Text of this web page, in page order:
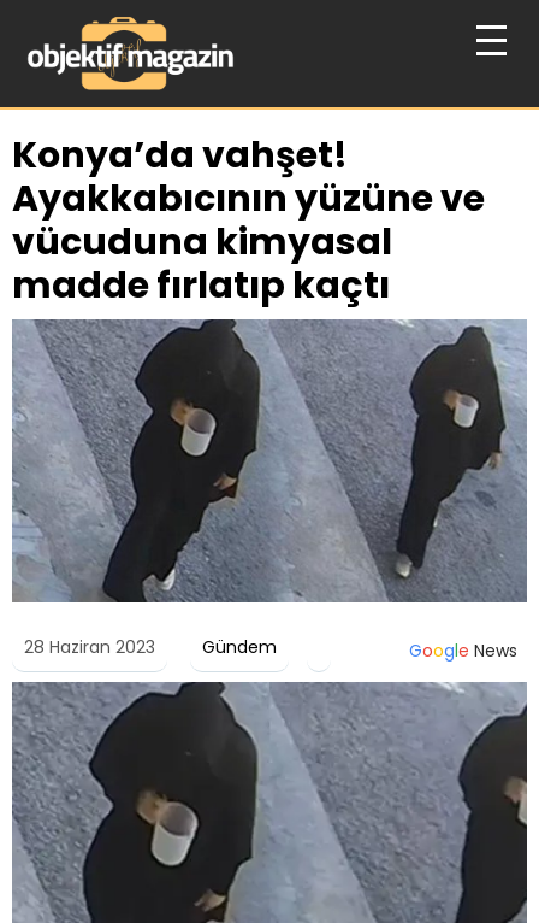
Konya’da vahşet!
Ayakkabıcının yüzüne ve
vücuduna kimyasal
madde fırlatıp kaçtı
28 Haziran 2023 Gündem Google News